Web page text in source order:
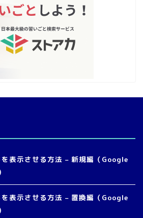
表示させる方法 – 新規編（Google
表示させる方法 – 置換編（Google